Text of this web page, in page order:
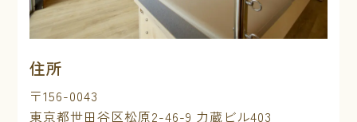
住所
〒156-0043
東京都世田谷区松原2-46-9 力蔵ビル403